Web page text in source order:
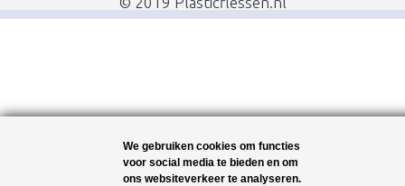
We gebruiken cookies om functies
voor social media te bieden en om
ons websiteverkeer te analyseren.